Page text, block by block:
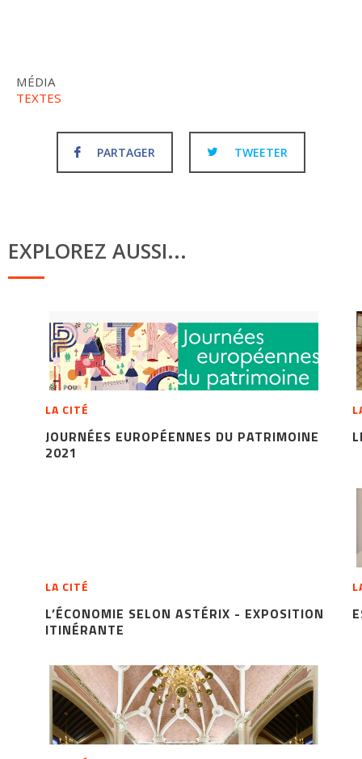
MÉDIA
TEXTES
PARTAGER TWEETER
EXPLOREZ AUSSI...
LA CITÉ
JOURNÉES EUROPÉENNES DU PATRIMOINE
2021
LA CITÉ
L’ÉCONOMIE SELON ASTÉRIX - EXPOSITION
ITINÉRANTE